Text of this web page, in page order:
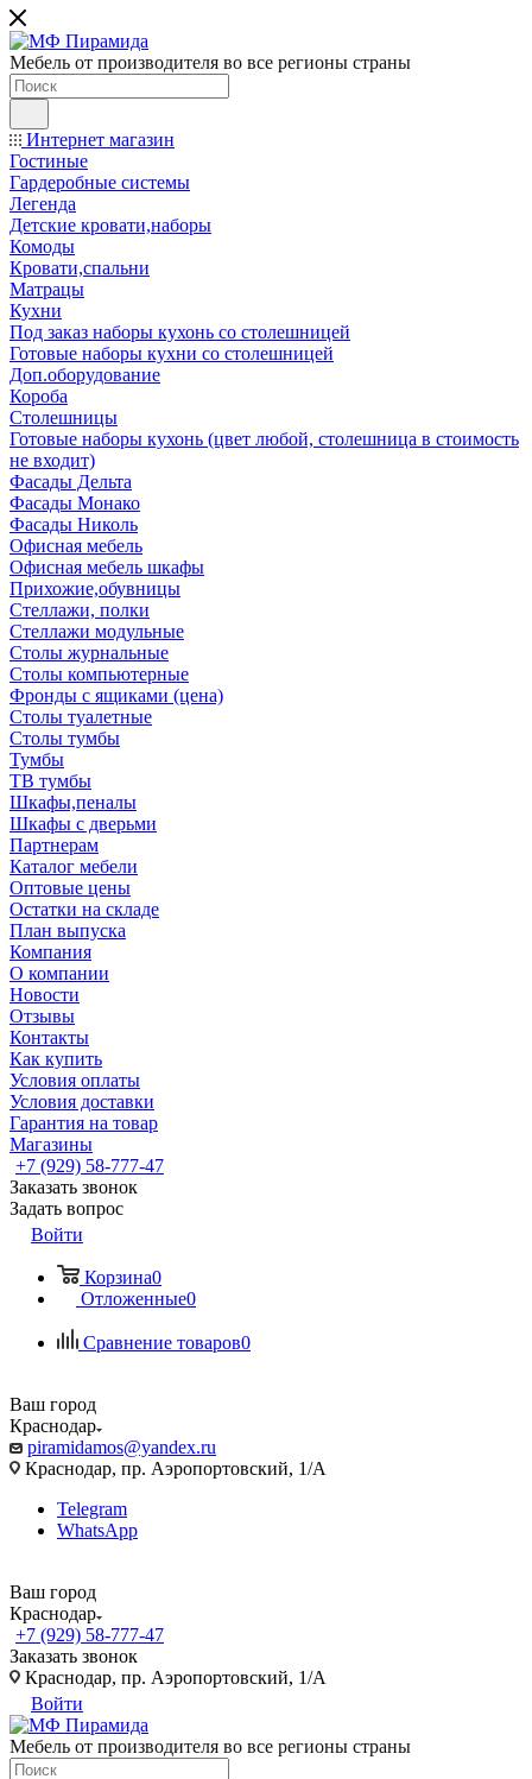
Мебель от производителя во все регионы страны
Интернет магазин
Гостиные
Гардеробные системы
Легенда
Детские кровати,наборы
Комоды
Кровати,спальни
Матрацы
Кухни
Под заказ наборы кухонь со столешницей
Готовые наборы кухни со столешницей
Доп.оборудование
Короба
Столешницы
Готовые наборы кухонь (цвет любой, столешница в стоимость
не входит)
Фасады Дельта
Фасады Монако
Фасады Николь
Офисная мебель
Офисная мебель шкафы
Прихожие,обувницы
Стеллажи, полки
Стеллажи модульные
Столы журнальные
Столы компьютерные
Фронды с ящиками (цена)
Столы туалетные
Столы тумбы
Тумбы
ТВ тумбы
Шкафы,пеналы
Шкафы с дверьми
Партнерам
Каталог мебели
Оптовые цены
Остатки на складе
План выпуска
Компания
О компании
Новости
Отзывы
Контакты
Как купить
Условия оплаты
Условия доставки
Гарантия на товар
Магазины
+7 (929) 58-777-47
Заказать звонок
Задать вопрос
Войти
Корзина0
Отложенные0
Сравнение товаров0
Ваш город
Краснодар
piramidamos@yandex.ru
Краснодар, пр. Аэропортовский, 1/А
Telegram
WhatsApp
Ваш город
Краснодар
+7 (929) 58-777-47
Заказать звонок
Краснодар, пр. Аэропортовский, 1/А
Войти
Мебель от производителя во все регионы страны